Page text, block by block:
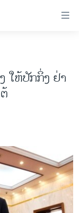
ໃຫ້ປັກກິ່ງ ຢ່າ